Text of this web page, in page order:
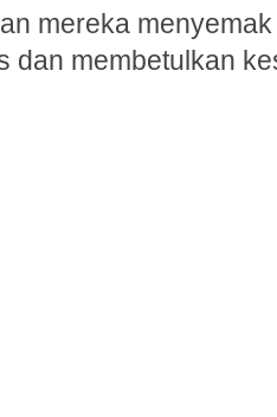
mereka
dan membetulkan